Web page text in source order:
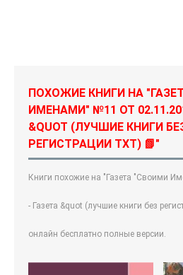
ПОХОЖИЕ КНИГИ НА
ИМЕНАМИ" №11 ОТ
&QUOT (ЛУЧШИЕ КНИГИ
РЕГИСТРАЦИИ TXT) 📗"
Книги похожие на "Газета "Своими
- Газета &quot (лучшие книги без
онлайн бесплатно полные версии.